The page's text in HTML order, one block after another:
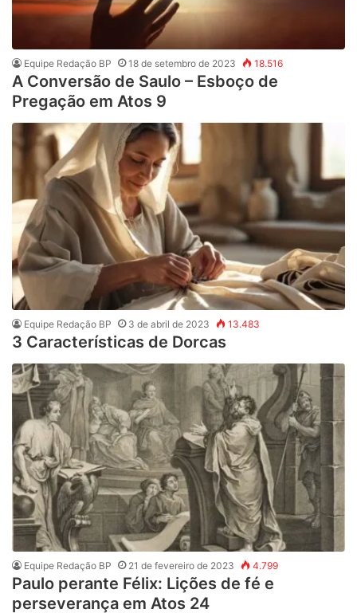
Equipe Redação BP 18 de setembro de 2023 18.516
A Conversão de Saulo – Esboço de
Pregação em Atos 9
Equipe Redação BP 3 de abril de 2023 13.483
3 Características de Dorcas
Equipe Redação BP 21 de fevereiro de 2023 4.799
Paulo perante Félix: Lições de fé e
perseverança em Atos 24